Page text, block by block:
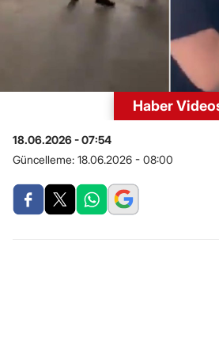
Haber
18.06.2026 - 07:54
Güncelleme: 18.06.2026 - 08:00